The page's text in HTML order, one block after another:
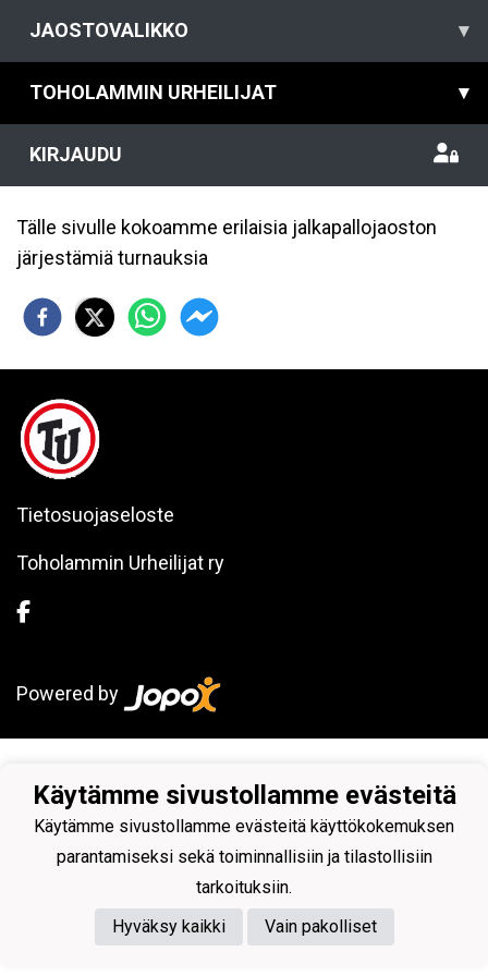
JAOSTOVALIKKO ▾
TOHOLAMMIN URHEILIJAT ▾
KIRJAUDU
Tälle sivulle kokoamme erilaisia jalkapallojaoston
järjestämiä turnauksia
Tietosuojaseloste
Toholammin Urheilijat ry
Powered by
Käytämme sivustollamme evästeitä
Käytämme sivustollamme evästeitä käyttökokemuksen
parantamiseksi sekä toiminnallisiin ja tilastollisiin
tarkoituksiin.
Hyväksy kaikki
Vain pakolliset